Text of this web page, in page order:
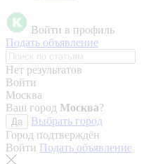
Войти в профиль
Подать объявление
Нет результатов
Войти
Москва
Ваш город Москва?
Да
Выбрать город
Город подтверждён
Войти Подать объявление